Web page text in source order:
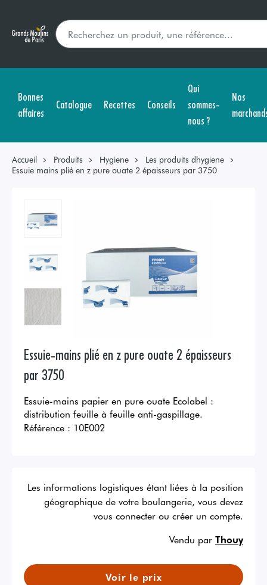
Bonnes
affaires
Catalogue Recettes Conseils
Qui
sommes-
nous ?
Nos
Accueil Produits Hygiene
Les produits dhygiene
Essuie mains plié en z pure ouate 2 épaisseurs par 3750
Essuie-mains plié en z pure ouate 2 épaisseurs
par 3750
Essuie-mains papier en pure ouate Ecolabel :
distribution feuille à feuille anti-gaspillage.
Référence : 10E002
Les informations logistiques étant liées à la position
géographique de votre boulangerie, vous devez
vous connecter ou créer un compte.
Vendu par Thouy
Voir le prix